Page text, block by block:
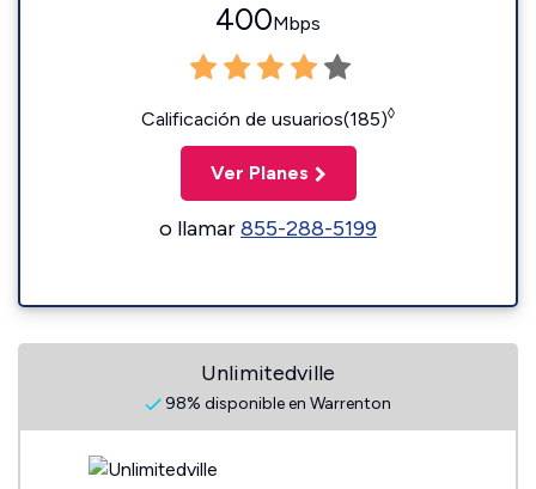
400Mbps
Calificación de usuarios(185)◊
Ver Planes
o llamar855-288-5199
Unlimitedville
98% disponible en Warrenton